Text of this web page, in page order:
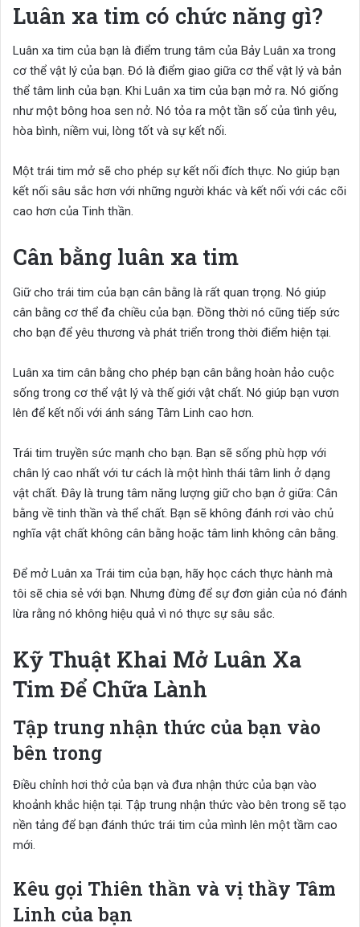
Luân xa tim có chức năng gì?
Luân xa tim của bạn là điểm trung tâm của Bảy Luân xa trong
cơ thể vật lý của bạn. Đó là điểm giao giữa cơ thể vật lý và bản
thể tâm linh của bạn. Khi Luân xa tim của bạn mở ra. Nó giống
như một bông hoa sen nở. Nó tỏa ra một tần số của tình yêu,
hòa bình, niềm vui, lòng tốt và sự kết nối.
Một trái tim mở sẽ cho phép sự kết nối đích thực. No giúp bạn
kết nối sâu sắc hơn với những người khác và kết nối với các cõi
cao hơn của Tinh thần.
Cân bằng luân xa tim
Giữ cho trái tim của bạn cân bằng là rất quan trọng. Nó giúp
cân bằng cơ thể đa chiều của bạn. Đồng thời nó cũng tiếp sức
cho bạn để yêu thương và phát triển trong thời điểm hiện tại.
Luân xa tim cân bằng cho phép bạn cân bằng hoàn hảo cuộc
sống trong cơ thể vật lý và thế giới vật chất. Nó giúp bạn vươn
lên để kết nối với ánh sáng Tâm Linh cao hơn.
Trái tim truyền sức mạnh cho bạn. Bạn sẽ sống phù hợp với
chân lý cao nhất với tư cách là một hình thái tâm linh ở dạng
vật chất. Đây là trung tâm năng lượng giữ cho bạn ở giữa: Cân
bằng về tinh thần và thể chất. Bạn sẽ không đánh rơi vào chủ
nghĩa vật chất không cân bằng hoặc tâm linh không cân bằng.
Để mở Luân xa Trái tim của bạn, hãy học cách thực hành mà
tôi sẽ chia sẻ với bạn. Nhưng đừng để sự đơn giản của nó đánh
lừa rằng nó không hiệu quả vì nó thực sự sâu sắc.
Kỹ Thuật Khai Mở Luân Xa
Tim Để Chữa Lành
Tập trung nhận thức của bạn vào
bên trong
Điều chỉnh hơi thở của bạn và đưa nhận thức của bạn vào
khoảnh khắc hiện tại. Tập trung nhận thức vào bên trong sẽ tạo
nền tảng để bạn đánh thức trái tim của mình lên một tầm cao
mới.
Kêu gọi Thiên thần và vị thầy Tâm
Linh của bạn